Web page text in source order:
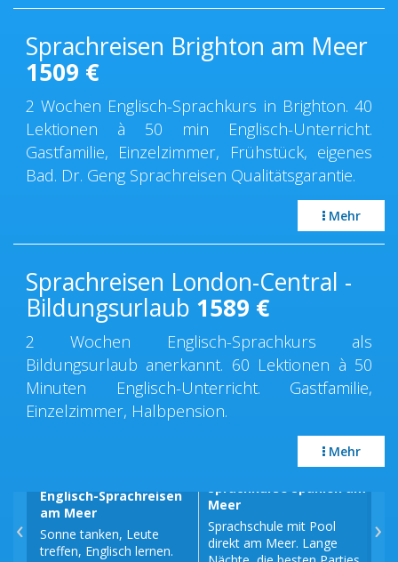
Sprachreisen Brighton am Meer
1509 €
2 Wochen Englisch-Sprachkurs in Brighton. 40
Lektionen à 50 min Englisch-Unterricht.
Gastfamilie, Einzelzimmer, Frühstück, eigenes
Bad. Dr. Geng Sprachreisen Qualitätsgarantie.
Mehr
Sprachreisen London-Central -
Bildungsurlaub 1589 €
2 Wochen Englisch-Sprachkurs als
Bildungsurlaub anerkannt. 60 Lektionen à 50
Minuten Englisch-Unterricht. Gastfamilie,
Einzelzimmer, Halbpension.
Mehr
Englisch-Sprachreisen
am Meer
Sonne tanken, Leute
treffen, Englisch lernen.
Meer
Sprachschule mit Pool
direkt am Meer. Lange
‹ ›